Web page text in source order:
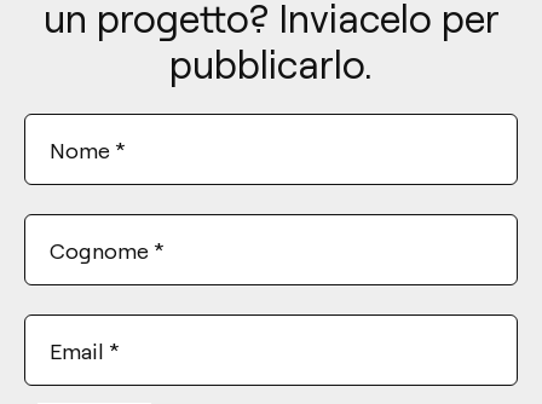
un progetto? Inviacelo per
pubblicarlo.
Nome *
Cognome *
Email *